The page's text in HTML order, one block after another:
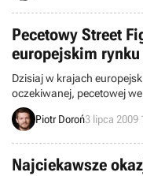
także odświeżoną szatę
Pecetowy Street
europejskim rynku
Dzisiaj w krajach
oczekiwanej, pecetowej
do tej pory wyłącznie na
można nabyć zarówno w
Piotr Doroń3 lipca 2009
Najciekawsze